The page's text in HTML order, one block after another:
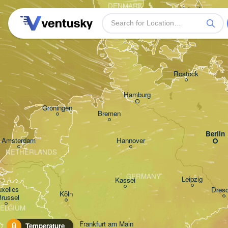
Temperature
DENMARK
Hamburg
Köln
Amsterdam
Frankfurt am Main
Bremen
Hannover
Kassel
Groningen
GERMANY
NETHERLANDS
Berlin
København
Leipzig
Rostock